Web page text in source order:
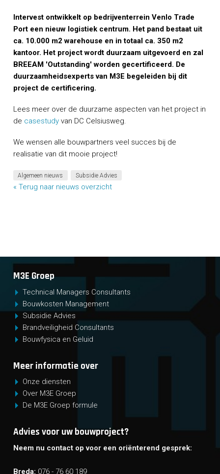
Intervest ontwikkelt op bedrijventerrein Venlo Trade
Port een nieuw logistiek centrum. Het pand bestaat uit
ca. 10.000 m2 warehouse en in totaal ca. 350 m2
kantoor. Het project wordt duurzaam uitgevoerd en zal
BREEAM 'Outstanding' worden gecertificeerd. De
duurzaamheidsexperts van M3E begeleiden bij dit
project de certificering.
Lees meer over de duurzame aspecten van het project in
de casestudyvan DC Celsiusweg.
We wensen alle bouwpartners veel succes bij de
realisatie van dit mooie project!
Algemeen nieuws Subsidie Advies
« Terug naar nieuws overzicht
M3E Groep
Technical Managers Consultants
Bouwkosten Management
Subsidie Advies
Brandveiligheid Consultants
Bouwfysica en Geluid
Meer informatie over
Onze diensten
Over M3E Groep
De M3E Groep formule
Advies voor uw bouwproject?
Neem nu contact op voor een oriënterend gesprek:
Breda: 076 - 76 60 189